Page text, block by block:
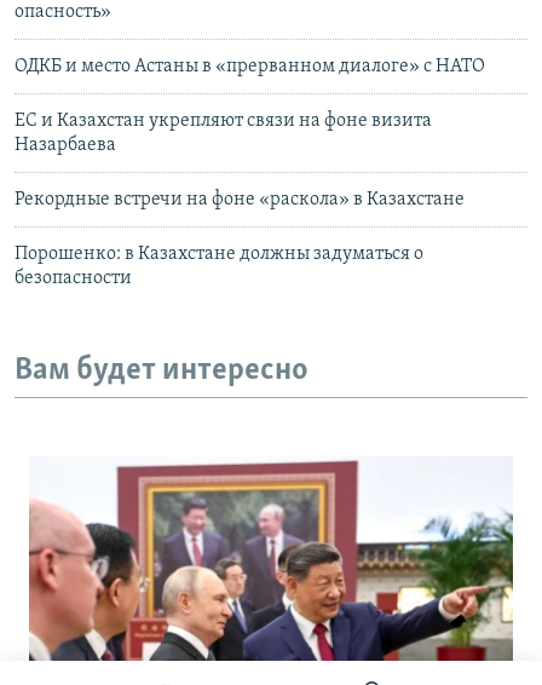
опасность»
ОДКБ и место Астаны в «прерванном диалоге» с НАТО
ЕС и Казахстан укрепляют связи на фоне визита
Назарбаева
Рекордные встречи на фоне «раскола» в Казахстане
Порошенко: в Казахстане должны задуматься о
безопасности
Вам будет интересно